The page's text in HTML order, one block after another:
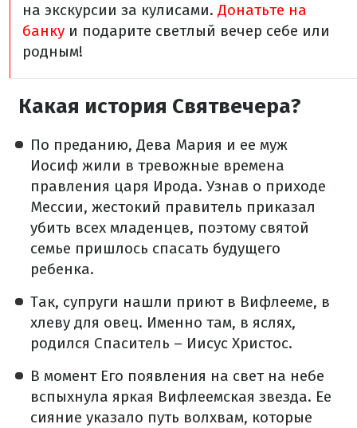
на экскурсии за кулисами. Донатьте на
банку и подарите светлый вечер себе или
родным!
Какая история Святвечера?
По преданию, Дева Мария и ее муж
Иосиф жили в тревожные времена
правления царя Ирода. Узнав о приходе
Мессии, жестокий правитель приказал
убить всех младенцев, поэтому святой
семье пришлось спасать будущего
ребенка.
Так, супруги нашли приют в Вифлееме, в
хлеву для овец. Именно там, в яслях,
родился Спаситель – Иисус Христос.
В момент Его появления на свет на небе
вспыхнула яркая Вифлеемская звезда. Ее
сияние указало путь волхвам, которые